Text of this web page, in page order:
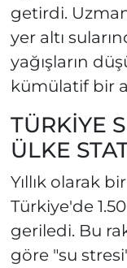
getirdi.
yer altı
yağışların
kümülatif bir
TÜRKİYE
ÜLKE
Yıllık olarak
Türkiye'de
geriledi. Bu
göre "su